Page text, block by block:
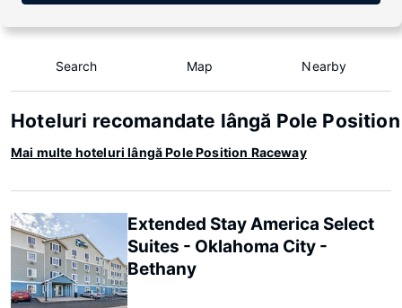
Search Map Nearby
Hoteluri recomandate lângă Pole
Mai multe hoteluri lângă Pole Position Raceway
Extended Stay America Select
Suites - Oklahoma City -
Bethany